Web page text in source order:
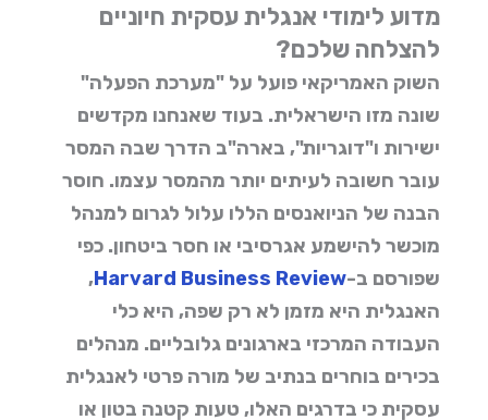
מדוע לימודי אנגלית עסקית חיוניים
להצלחה שלכם?
השוק האמריקאי פועל על "מערכת הפעלה"
שונה מזו הישראלית. בעוד שאנחנו מקדשים
ישירות ו"דוגריות", בארה"ב הדרך שבה המסר
עובר חשובה לעיתים יותר מהמסר עצמו. חוסר
הבנה של הניואנסים הללו עלול לגרום למנהל
מוכשר להישמע אגרסיבי או חסר ביטחון. כפי
שפורסם ב-Harvard Business Review
,
האנגלית היא מזמן לא רק שפה, היא כלי
העבודה המרכזי בארגונים גלובליים. מנהלים
בכירים בוחרים בנתיב של מורה פרטי לאנגלית
עסקית כי בדרגים האלו, טעות קטנה בטון או